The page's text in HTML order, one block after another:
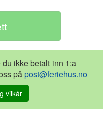
ikke betalt inn 1:a
på post@feriehus.no
vilkår